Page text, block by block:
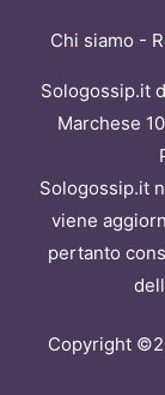
Chi siamo -
Sologossip.it
Marchese
Sologossip.it
viene
pertanto
Copyright